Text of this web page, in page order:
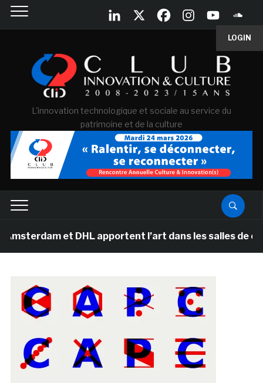
LOGIN
L'innovation technologique et sociale au service du
patrimoine et de la culture
et DHL apportent l’art dans les salles de classe